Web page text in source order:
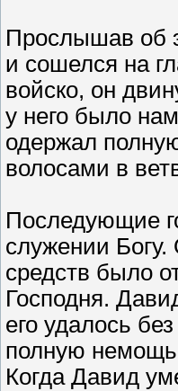
Прослышав об
и сошелся на
войско, он
у него было
одержал
волосами в
Последующие
служении
средств было
Господня.
его удалось
полную
Когда Давид